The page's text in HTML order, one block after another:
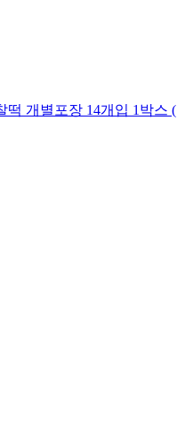
떡 개별포장 14개입 1박스